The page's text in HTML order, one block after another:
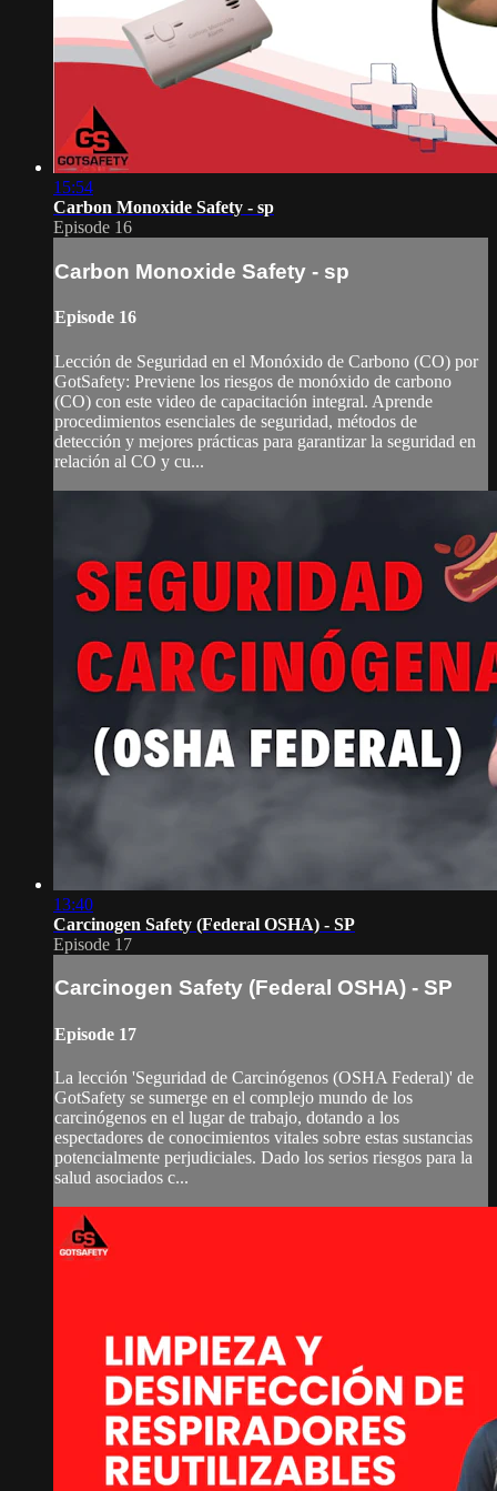
15:54
Carbon Monoxide Safety - sp
Episode 16
Carbon Monoxide Safety - sp
Episode 16
Lección de Seguridad en el Monóxido de Carbono (CO) por
GotSafety: Previene los riesgos de monóxido de carbono
(CO) con este video de capacitación integral. Aprende
procedimientos esenciales de seguridad, métodos de
detección y mejores prácticas para garantizar la seguridad en
relación al CO y cu...
13:40
Carcinogen Safety (Federal OSHA) - SP
Episode 17
Carcinogen Safety (Federal OSHA) - SP
Episode 17
La lección 'Seguridad de Carcinógenos (OSHA Federal)' de
GotSafety se sumerge en el complejo mundo de los
carcinógenos en el lugar de trabajo, dotando a los
espectadores de conocimientos vitales sobre estas sustancias
potencialmente perjudiciales. Dado los serios riesgos para la
salud asociados c...